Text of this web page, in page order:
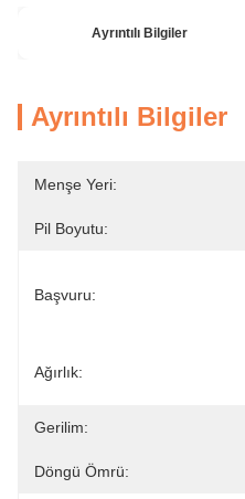
Ayrıntılı Bilgiler
Ayrıntılı Bilgiler
Menşe Yeri:
Pil Boyutu:
Başvuru:
Ağırlık:
Gerilim:
Döngü Ömrü: